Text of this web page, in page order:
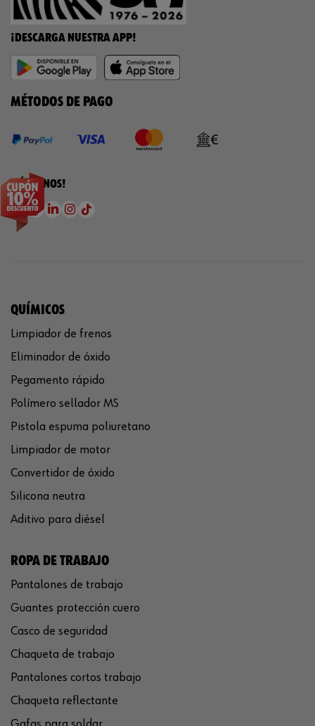
¡DESCARGA NUESTRA APP!
MÉTODOS DE PAGO
¡SÍGUENOS!
QUÍMICOS
Limpiador de frenos
Eliminador de óxido
Pegamento rápido
Polímero sellador MS
Pistola espuma poliuretano
Limpiador de motor
Convertidor de óxido
Silicona neutra
Aditivo para diésel
ROPA DE TRABAJO
Pantalones de trabajo
Guantes protección cuero
Casco de seguridad
Chaqueta de trabajo
Pantalones cortos trabajo
Chaqueta reflectante